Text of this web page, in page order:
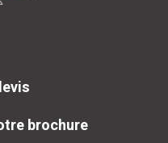
brochure